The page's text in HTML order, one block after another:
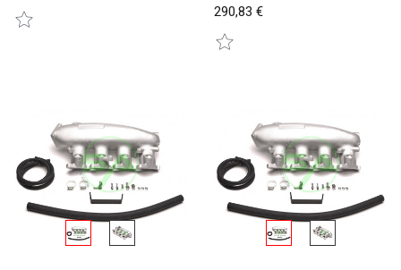
290,83 €